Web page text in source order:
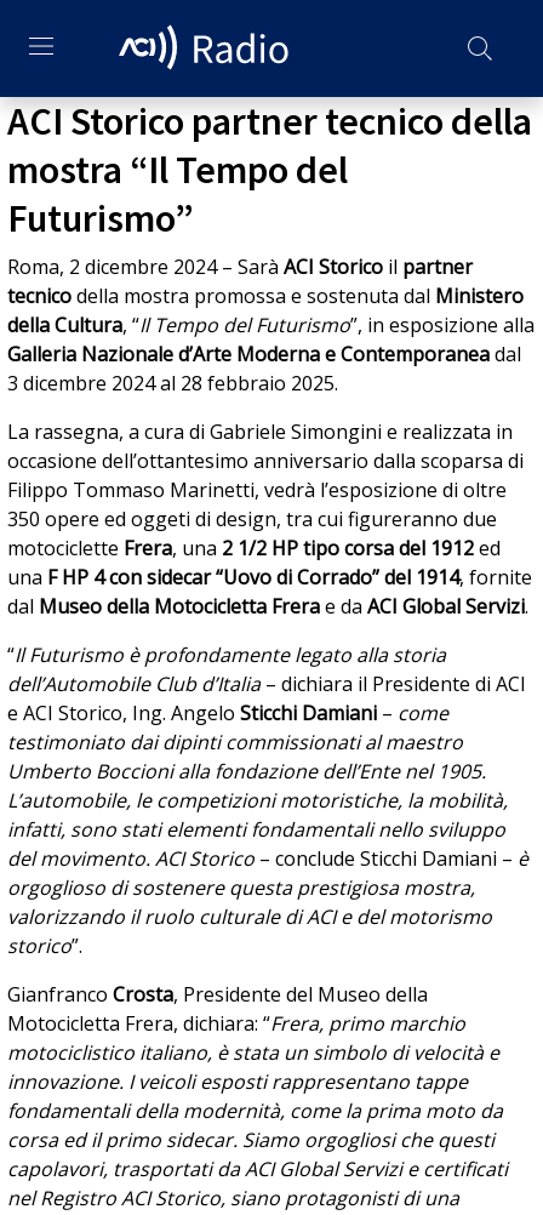
ACI Storico partner tecnico della
mostra “Il Tempo del
Futurismo”
Roma, 2 dicembre 2024 – Sarà ACI Storico il partner
tecnicodella mostra promossa e sostenuta dal Ministero
della Cultura, “Il Tempo del Futurismo”, in esposizione alla
Galleria Nazionale d’Arte Moderna e Contemporaneadal
3 dicembre 2024 al 28 febbraio 2025.
La rassegna, a cura di Gabriele Simongini e realizzata in
occasione dell’ottantesimo anniversario dalla scoparsa di
Filippo Tommaso Marinetti, vedrà l’esposizione di oltre
350 opere ed oggeti di design, tra cui figureranno due
motociclette Frera, una 2 1/2 HP tipo corsa del 1912ed
una F HP 4 con sidecar “Uovo di Corrado” del 1914, fornite
dal Museo della Motocicletta Frerae da ACI Global Servizi.
“Il Futurismo è profondamente legato alla storia
dell’Automobile Club d’Italia– dichiara il Presidente di ACI
e ACI Storico, Ing. Angelo Sticchi Damiani – come
testimoniato daidipinti commissionatial maestro
Umberto Boccioni alla fondazione dell’Ente nel 1905.
L’automobile, le competizioni motoristiche, la mobilità,
infatti, sono stati elementi fondamentali nello sviluppo
del movimento. ACI Storico – conclude Sticchi Damiani – è
orgoglioso di sostenere questa prestigiosa mostra,
valorizzando il ruolo culturale di ACI e del motorismo
storico”.
Gianfranco Crosta, Presidente del Museo della
Motocicletta Frera, dichiara: “Frera, primo marchio
motociclistico italiano, è stata un simbolo di velocità e
innovazione. I veicoli esposti rappresentano tappe
fondamentali della modernità, come la prima moto da
corsa ed il primo sidecar. Siamo orgogliosi che questi
capolavori, trasportati da ACI Global Servizi e certificati
nel Registro ACI Storico, siano protagonisti di una